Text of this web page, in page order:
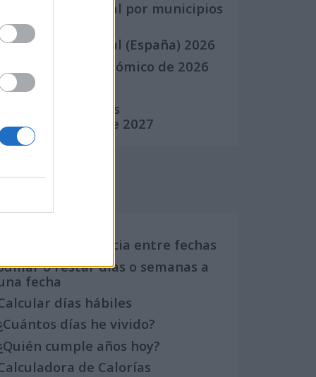
Calendario Laboral por municipios
(España)
Calendario Laboral (España) 2026
Calendario Astronómico de 2026
Lunar
Calendario de Días
Internacionales de 2027
Calcula la diferencia entre fechas
o restar días o semanas a
fecha
días hábiles
días he vivido?
cumple años hoy?
de Calorías